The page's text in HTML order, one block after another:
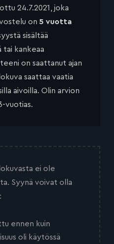
24.7.2021, joka
on 5 vuotta
sisältää
kankeaa
on saattanut ajan
saattaa vaatia
aivoilla. Olin arvion
vuotias.
ei ole
Syynä voivat olla
ennen kuin
oli käytössä